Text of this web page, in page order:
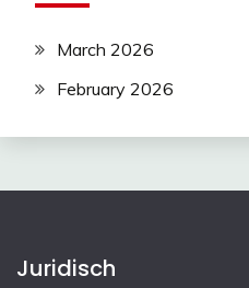
March 2026
February 2026
Juridisch